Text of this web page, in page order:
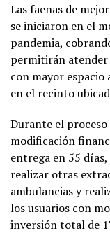
Las faenas de
se iniciaron en el
pandemia,
permitirán atender
con mayor espacio
en el recinto
Durante el proceso
modificación
entrega en 55
realizar otras
ambulancias y
los usuarios con
inversión total de